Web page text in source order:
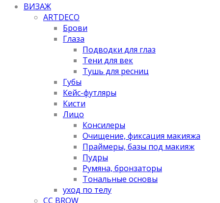
ВИЗАЖ
ARTDECO
Брови
Глаза
Подводки для глаз
Тени для век
Тушь для ресниц
Губы
Кейс-футляры
Кисти
Лицо
Консилеры
Очищение, фиксация макияжа
Праймеры, базы под макияж
Пудры
Румяна, бронзаторы
Тональные основы
уход по телу
CC BROW